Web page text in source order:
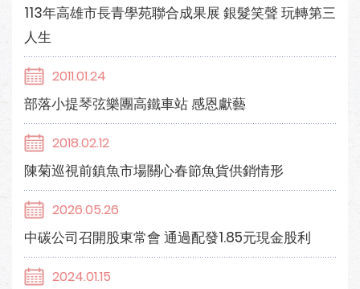
113年高雄市長青學苑聯合成果展 銀髮笑聲 玩轉第三
人生
2011.01.24
部落小提琴弦樂團高鐵車站 感恩獻藝
2018.02.12
陳菊巡視前鎮魚市場關心春節魚貨供銷情形
2026.05.26
中碳公司召開股東常會 通過配發1.85元現金股利
2024.01.15